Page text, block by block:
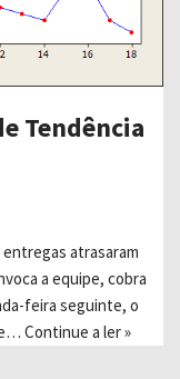
Tendência
atrasaram
a equipe, cobra
feira seguinte, o
Continue a ler »